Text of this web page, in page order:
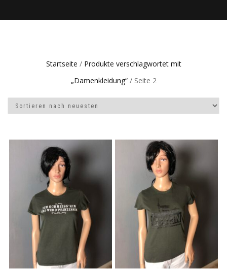
Startseite / Produkte verschlagwortet mit
„Damenkleidung“/ Seite 2